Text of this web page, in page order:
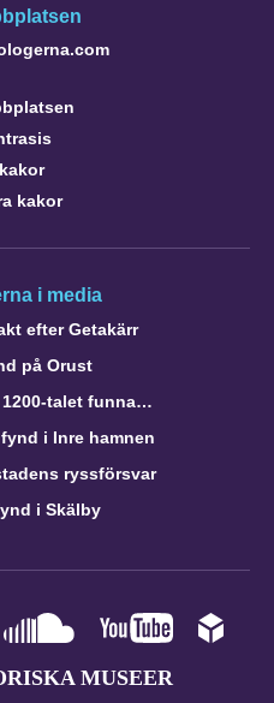
kakor
i media
efter Getakärr
på Orust
talet funna…
i Inre hamnen
ryssförsvar
i Skälby
MUSEER